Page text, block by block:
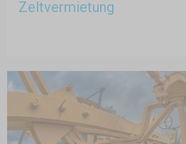
Zeltvermietung